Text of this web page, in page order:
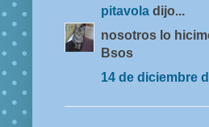
pitavola dijo...
nosotros lo
Bsos
14 de diciembre